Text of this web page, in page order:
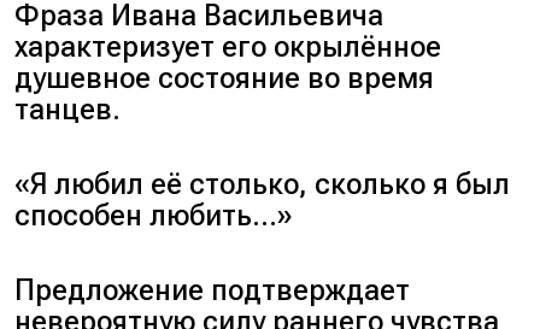
Фраза Ивана Васильевича
характеризует его окрылённое
душевное состояние во время
танцев.
«Я любил её столько, сколько я был
способен любить…»
Предложение подтверждает
невероятную силу раннего чувства